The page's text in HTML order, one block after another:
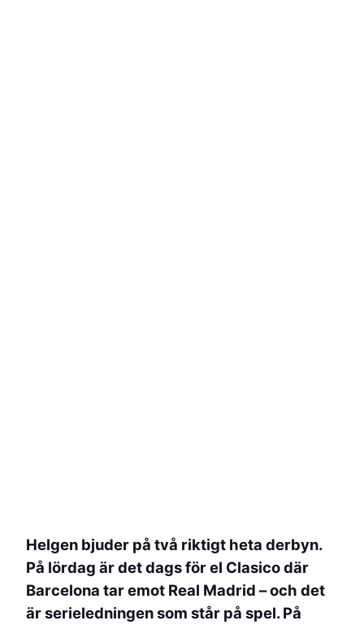
Helgen bjuder på två riktigt heta derbyn.
På lördag är det dags för el Clasico där
Barcelona tar emot Real Madrid – och det
är serieledningen som står på spel. På